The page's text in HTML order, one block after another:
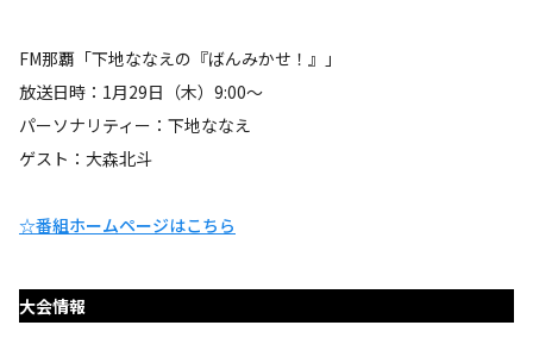
FM那覇「下地ななえの『ばんみかせ！』」
放送日時：1月29日（木）9:00～
パーソナリティー：下地ななえ
ゲスト：大森北斗
☆番組ホームページはこちら
大会情報